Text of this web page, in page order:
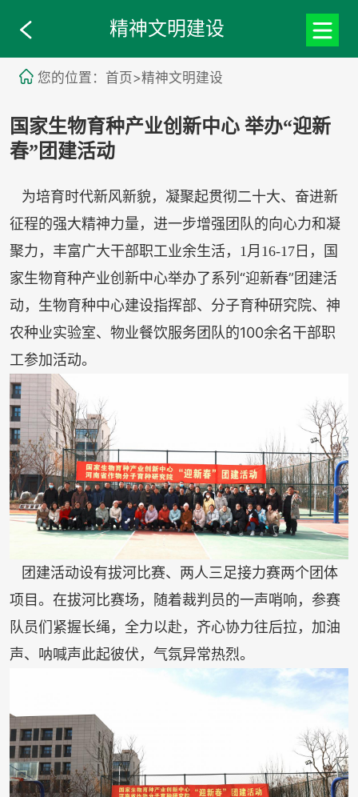
精神文明建设
您的位置：首页>精神文明建设
国家生物育种产业创新中心 举办“迎新
春”团建活动
为培育时代新风新貌，凝聚起贯彻二十大、奋进新
征程的强大精神力量，进一步增强团队的向心力和凝
聚力，丰富广大干部职工业余生活，1月16-17日，
国
家生物育种产业创新中心举办了系列 “迎新春”团建活
动， 生物育种中心建设指挥部、分子育种研究院、神
农种业实验室、物业餐饮服务团队的100余名干部职
工参加活动。
团建活动设有拔河比赛、两人三足接力赛两个团体
项目。 在拔河比赛场，
随着裁判员的一声哨响，参赛
队员们紧握长绳，全力以赴，齐心协力往后拉，加油
声、呐喊声此起彼伏，气氛异常热烈。